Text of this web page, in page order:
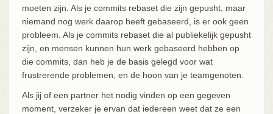
moeten zijn. Als je commits rebaset die zijn gepusht, maar
niemand nog werk daarop heeft gebaseerd, is er ook geen
probleem. Als je commits rebaset die al publiekelijk gepusht
zijn, en mensen kunnen hun werk gebaseerd hebben op
die commits, dan heb je de basis gelegd voor wat
frustrerende problemen, en de hoon van je teamgenoten.
Als jij of een partner het nodig vinden op een gegeven
moment, verzeker je ervan dat iedereen weet dat ze een